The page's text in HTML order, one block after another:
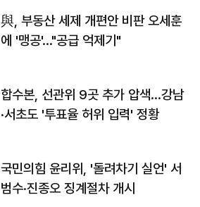
與, 부동산 세제 개편안 비판 오세훈
에 '맹공'…"공급 억제기"
합수본, 선관위 9곳 추가 압색…강남
·서초도 '투표율 허위 입력' 정황
국민의힘 윤리위, '돌려차기 실언' 서
범수·진종오 징계절차 개시